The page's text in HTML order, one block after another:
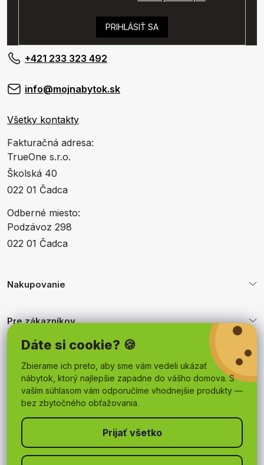
Dáte si cookie? 🍪
Zbierame ich preto, aby sme vám vedeli ukázať
nábytok, ktorý najlepšie zapadne do vášho domova. S
vaším súhlasom vám odporučíme vhodnejšie produkty —
bez zbytočného obťažovania.
PRIHLÁSIŤ SA
+421 233 323 492
info@mojnabytok.sk
Všetky kontakty
Fakturačná adresa:
TrueOne s.r.o.
Školská 40
022 01 Čadca
Odberné miesto:
Podzávoz 298
022 01 Čadca
Nakupovanie
Pre zákazníkov